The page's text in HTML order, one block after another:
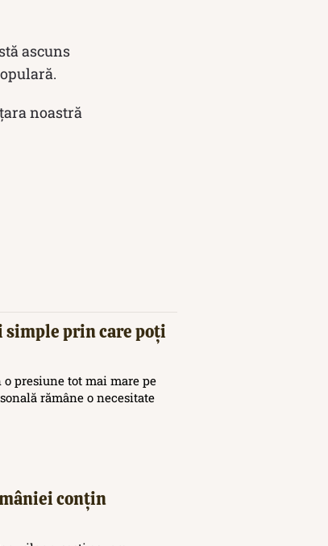
ascuns
noastră
simple prin care poți
presiune tot mai mare pe
rămâne o necesitate
conțin